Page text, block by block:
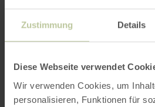
Zustimmung Details
Diese Webseite verwendet
Wir verwenden Cookies, um
personalisieren, Funktionen für